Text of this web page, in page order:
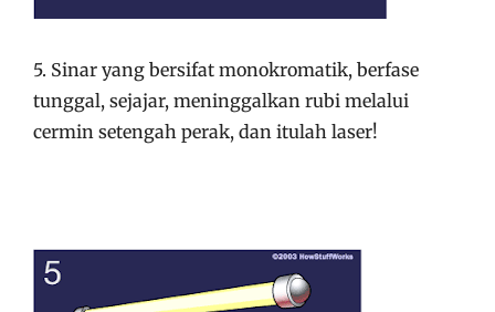
5. Sinar yang bersifat monokromatik, berfase
tunggal, sejajar, meninggalkan rubi melalui
cermin setengah perak, dan itulah laser!